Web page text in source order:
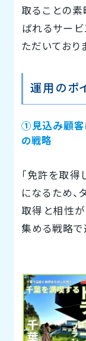
取ることの素
ばれるサービ
ただいており
運用のポ
①見込み顧客
の戦略
「免許を取得
になるため、
取得と相性が
集める戦略で